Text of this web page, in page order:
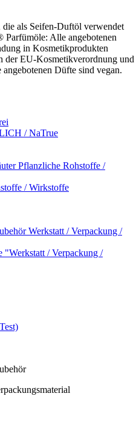
als Seifen-Duftöl verwendet
Parfümöle: Alle angebotenen
in Kosmetikprodukten
der EU-Kosmetikverordnung und
Düfte sind vegan.
/ NaTrue
Pflanzliche Rohstoffe /
/ Wirkstoffe
Werkstatt / Verpackung /
"Werkstatt / Verpackung /